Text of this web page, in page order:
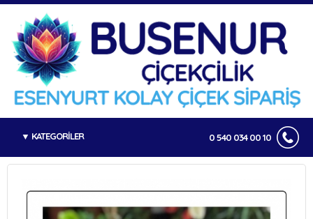
KATEGORİLER 0 540 034 00 10